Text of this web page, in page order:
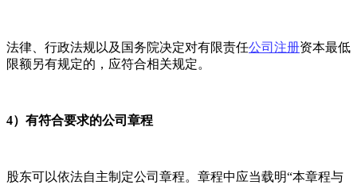
法律、行政法规以及国务院决定对有限责任公司注册资本最低
限额另有规定的，应符合相关规定。
4）有符合要求的公司章程
股东可以依法自主制定公司章程。章程中应当载明“本章程与